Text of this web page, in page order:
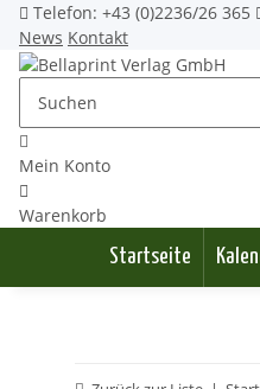
Telefon: +43 (0)2236/26 365
News Kontakt
Mein Konto
Warenkorb
Startseite